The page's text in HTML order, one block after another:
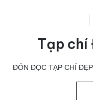
Tạp chí
ĐÓN ĐỌC TẠP CHÍ